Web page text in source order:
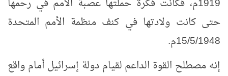
1919م، فكانت فكرة حملتها عصبة الأمم في رحمها
حتى كانت ولادتها في كنف منظمة الأمم المتحدة
15/5/1948م.
إنه مصطلح القوة الداعم لقيام دولة إسرائيل أمام واقع